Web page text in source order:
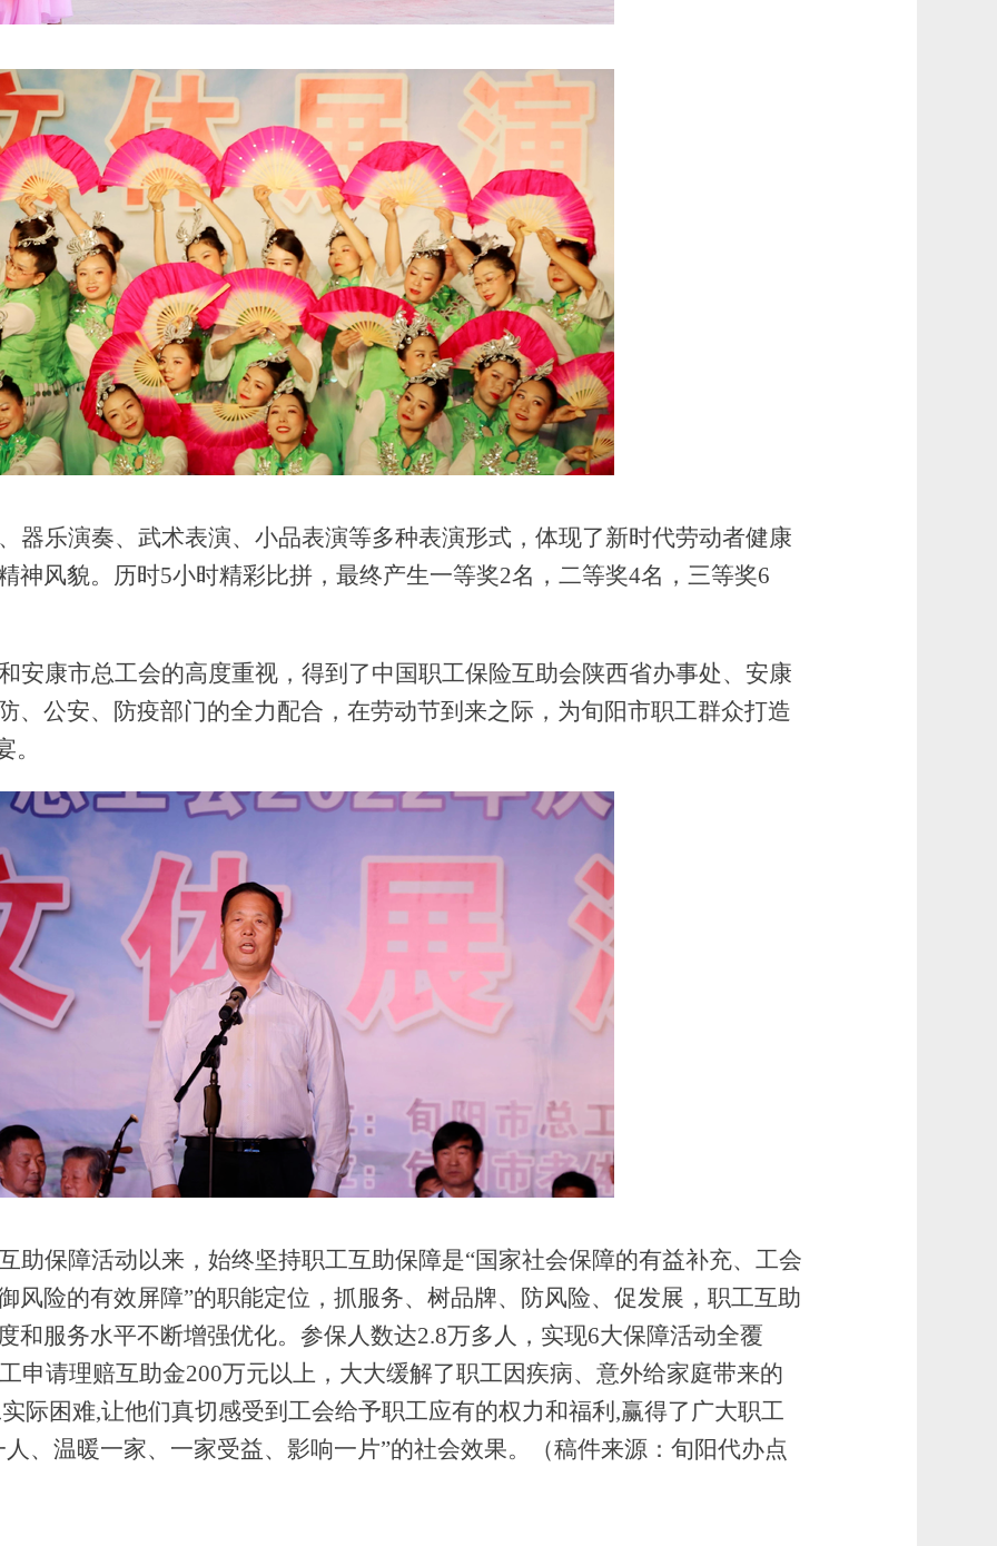
器乐演奏、武术表演、小品表演等多种表演形式，体现了新时代劳动者健康
神风貌。历时5小时精彩比拼，最终产生一等奖2名，二等奖4名，三等奖6
安康市总工会的高度重视，得到了中国职工保险互助会陕西省办事处、安康
、公安、防疫部门的全力配合，在劳动节到来之际，为旬阳市职工群众打造
。
助保障活动以来，始终坚持职工互助保障是“国家社会保障的有益补充、工会
风险的有效屏障”的职能定位，抓服务、树品牌、防风险、促发展，职工互助
和服务水平不断增强优化。参保人数达2.8万多人，实现6大保障活动全覆
申请理赔互助金200万元以上，大大缓解了职工因疾病、意外给家庭带来的
际困难,让他们真切感受到工会给予职工应有的权力和福利,赢得了广大职工
、温暖一家、一家受益、影响一片”的社会效果。（稿件来源：旬阳代办点